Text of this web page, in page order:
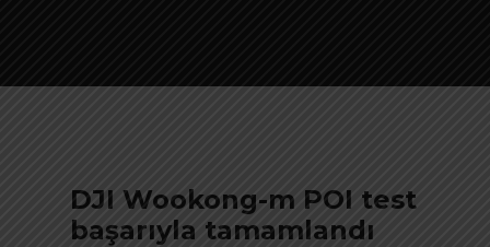
DJI Wookong-m POI test
başarıyla tamamlandı